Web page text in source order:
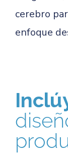
cerebro
enfoque